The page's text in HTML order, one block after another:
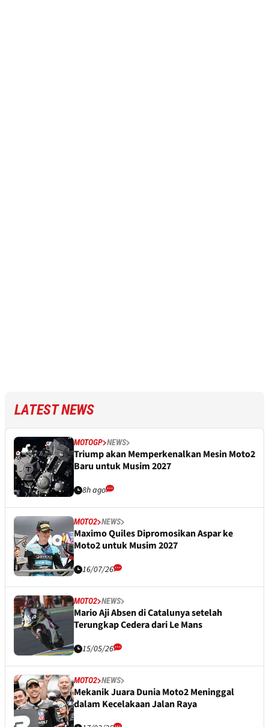
LATEST NEWS
MOTOGP NEWS
Triump akan Memperkenalkan Mesin Moto2
Baru untuk Musim 2027
8h ago
MOTO2 NEWS
Maximo Quiles Dipromosikan Aspar ke
Moto2 untuk Musim 2027
16/07/26
MOTO2 NEWS
Mario Aji Absen di Catalunya setelah
Terungkap Cedera dari Le Mans
15/05/26
MOTO2 NEWS
Mekanik Juara Dunia Moto2 Meninggal
dalam Kecelakaan Jalan Raya